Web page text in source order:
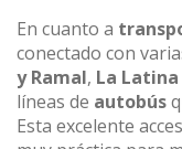
En cuanto a
conectado con
y Ramal, La Latina
líneas de autobús
Esta excelente